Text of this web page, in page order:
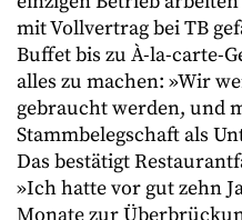
mit Vollvertrag bei TB
Buffet bis zu À-la-carte-
alles zu machen: »Wir
gebraucht werden, und
Stammbelegschaft als
Das bestätigt
»Ich hatte vor gut zehn